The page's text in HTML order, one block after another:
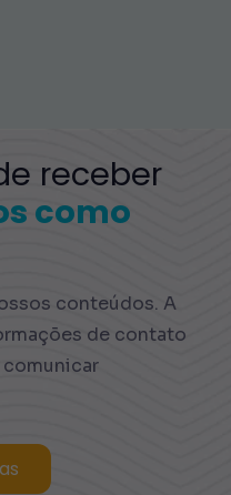
receber
como
conteúdos. A
de contato